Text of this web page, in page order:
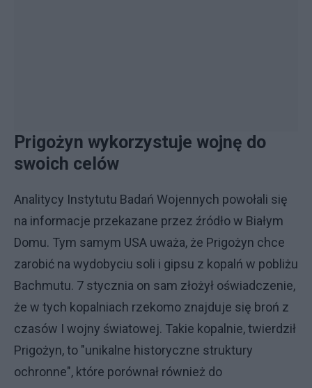
Prigożyn wykorzystuje wojnę do
swoich celów
Analitycy Instytutu Badań Wojennych powołali się
na informacje przekazane przez źródło w Białym
Domu. Tym samym USA uważa, że Prigożyn chce
zarobić na wydobyciu soli i gipsu z kopalń w pobliżu
Bachmutu. 7 stycznia on sam złożył oświadczenie,
że w tych kopalniach rzekomo znajduje się broń z
czasów I wojny światowej. Takie kopalnie, twierdził
Prigożyn, to "unikalne historyczne struktury
ochronne", które porównał również do